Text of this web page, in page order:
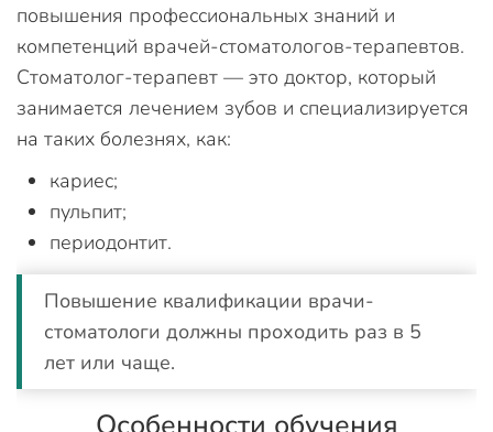
повышения профессиональных знаний и
компетенций врачей-стоматологов-терапевтов.
Стоматолог-терапевт — это доктор, который
занимается лечением зубов и специализируется
на таких болезнях, как:
кариес;
пульпит;
периодонтит.
Повышение квалификации врачи-
стоматологи должны проходить раз в 5
лет или чаще.